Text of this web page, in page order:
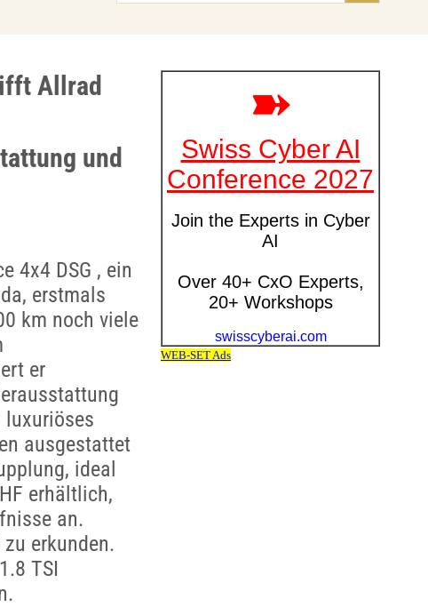
Allrad
und
4x4 DSG , ein
erstmals
km noch viele
er
luxuriöses
ausgestattet
ideal
erhältlich,
an.
erkunden.
TSI